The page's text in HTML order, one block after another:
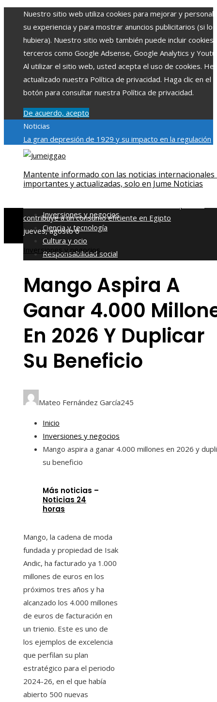
Nuestro sitio web utiliza cookies para mejorar y
su experiencia y para mostrar anuncios publicitarios (si los
hubiera). Nuestro sitio web también puede incluir cookies
terceros como Google Adsense, Google Analytics y
Al utilizar el sitio web, usted acepta el uso de cookies.
actualizado nuestra Política de privacidad. Haga clic en el
botón para consultar nuestra Política de privacidad.
De acuerdo, acepto
Noticias
La gran depresión de 1929 y su impacto en la regulación
bancariaLas 15 exploraciones espaciales que ampliaron
individuales más grandes y su impacto en la ciencia y
tecnología
Modelos de desarrollo sostenible basados en
contribuye a un consumo eficiente en Egipto
jueves, agosto 6
Mantente informado con las noticias internacionales
importantes y actualizadas, solo en Jume Noticias
Inversiones y negocios
Ciencia y tecnología
Cultura y ocio
Responsabilidad social
Inversiones y negocios
Mango Aspira A
Ganar 4.000
En 2026 Y Duplicar
Su Beneficio
Mateo Fernández García245
Inicio
Inversiones y negocios
Mango aspira a ganar 4.000 millones en 2026 y
su beneficio
Más noticias –
Noticias 24
horas
Mango, la cadena de moda
fundada y propiedad de Isak
Andic, ha facturado ya 1.000
millones de euros en los
próximos tres años y ha
alcanzado los 4.000 millones
de euros de facturación en
un trienio. Este es uno de
los ejemplos de excelencia
que perfilan su plan
estratégico para el periodo
2024-26, en el que había
abierto 500 nuevas